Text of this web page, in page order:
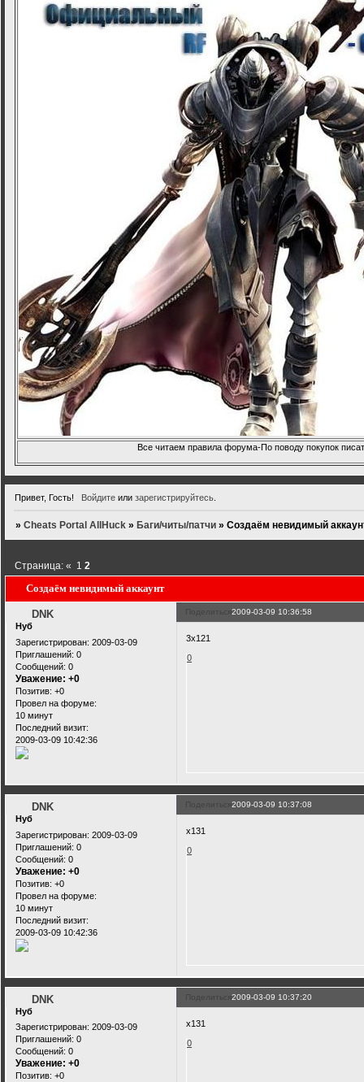
Все читаем правила форума-По поводу покупок
Привет, Гость! Войдитеили зарегистрируйтесь.
»Cheats Portal AllHuck » Баги/читы/патчи »Создаём невидимый
Создаём невидимый аккаунт
Страница:« 1 2
Поделиться2009-03-09 10:36:58
DNK
Нуб
Зарегистрирован: 2009-03-09
Приглашений: 0
Сообщений: 0
Уважение: +0
Позитив: +0
Провел на форуме:
10 минут
Последний визит:
2009-03-09 10:42:36
3x121
0
Поделиться2009-03-09 10:37:08
DNK
Нуб
Зарегистрирован: 2009-03-09
Приглашений: 0
Сообщений: 0
Уважение: +0
Позитив: +0
Провел на форуме:
10 минут
Последний визит:
2009-03-09 10:42:36
x131
0
Поделиться2009-03-09 10:37:20
DNK
Нуб
Зарегистрирован: 2009-03-09
Приглашений: 0
Сообщений: 0
Уважение: +0
Позитив: +0
x131
0